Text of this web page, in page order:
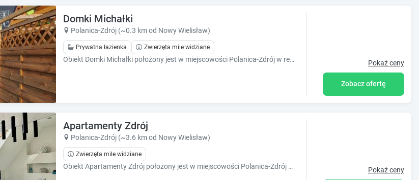
Domki Michałki
Polanica-Zdrój (~0.3 km od Nowy Wielisław)
Prywatna łazienka Zwierzęta mile widziane
Obiekt Domki Michałki położony jest w miejscowości Polanica-Zdrój w regionie dolnośląskie i oferuje bezpłatne Wi-Fi, plac zabaw, ogród oraz b Pokaż ceny
Zobacz ofertę
Apartamenty Zdrój
Polanica-Zdrój (~3.6 km od Nowy Wielisław)
Zwierzęta mile widziane
Obiekt Apartamenty Zdrój położony jest w miejscowości Polanica-Zdrój w regionie dolnośląskie i oferuje bezpłatne Wi-Fi, sprzęt do grillowania Pokaż ceny